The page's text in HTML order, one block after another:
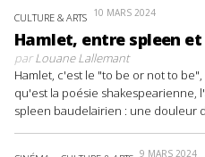
CULTURE & ARTS 10 MARS 2024
Hamlet, entre spleen
parLouane Lallemant
Hamlet, c'est le "to be or not to
qu'est la poésie shakespearienne,
spleen baudelairien : une douleur
9 MARS 2024